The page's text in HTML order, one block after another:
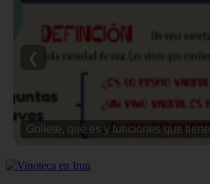
Gollete, qué es y funciones que tiene
❮